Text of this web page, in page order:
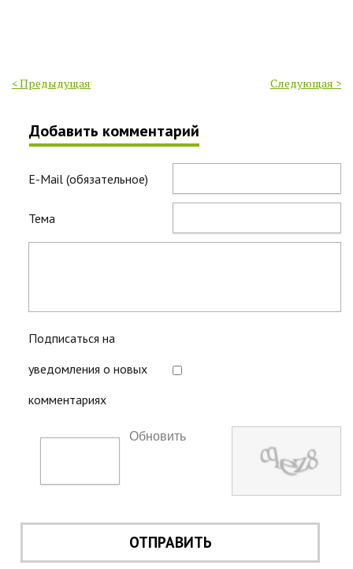
< Предыдущая Следующая >
Добавить комментарий
E-Mail (обязательное)
Тема
Подписаться на
уведомления о новых
комментариях
Обновить
ОТПРАВИТЬ